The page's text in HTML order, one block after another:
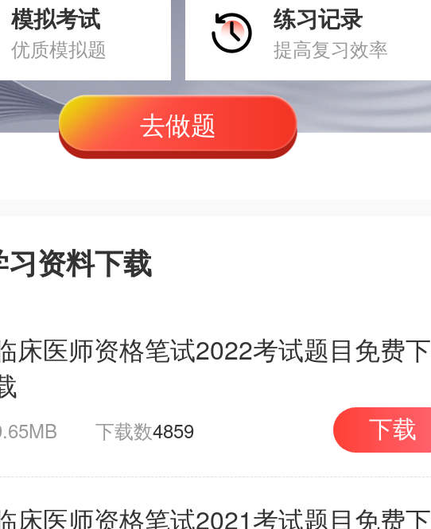
模拟考试
优质模拟题
练习记录
提高复习效率
去做题
习资料下载
床医师资格笔试2022考试题目免费下
下载数4859 下载
床医师资格笔试2021考试题目免费下